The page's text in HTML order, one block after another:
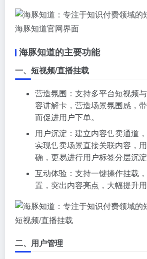
海豚知道官网界面
海豚知道的主要功能
一、短视频/直播挂载
营造氛围：支持多平台短视频
容讲解卡，营造场景氛围感，
而促进用户下单。
用户沉淀：建立内容售卖通道
实现售卖场景直接关联内容，
确，更易进行用户标签分层沉淀
互动体验：支持一键操作挂载
置，突出内容亮点，大幅提升用
短视频/直播挂载
二、用户管理